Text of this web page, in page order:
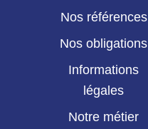
Nos références
Nos obligations
Informations
légales
Notre métier